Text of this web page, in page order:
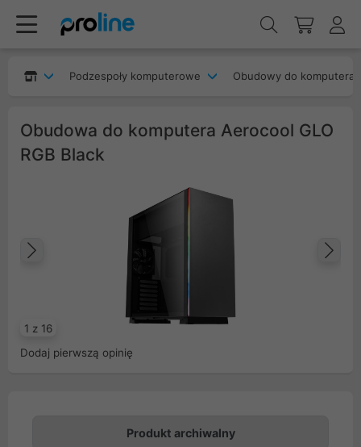
Podzespoły komputerowe Obudowy do komputera
Obudowa do komputera Aerocool GLO
RGB Black
1 z 16
Poprzedni
Dodaj pierwszą opinię
Produkt archiwalny